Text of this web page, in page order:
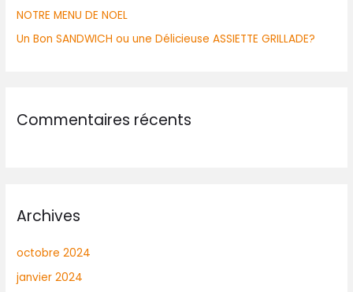
NOTRE MENU DE NOEL
Un Bon SANDWICH ou une Délicieuse ASSIETTE GRILLADE?
Commentaires récents
Archives
octobre 2024
janvier 2024